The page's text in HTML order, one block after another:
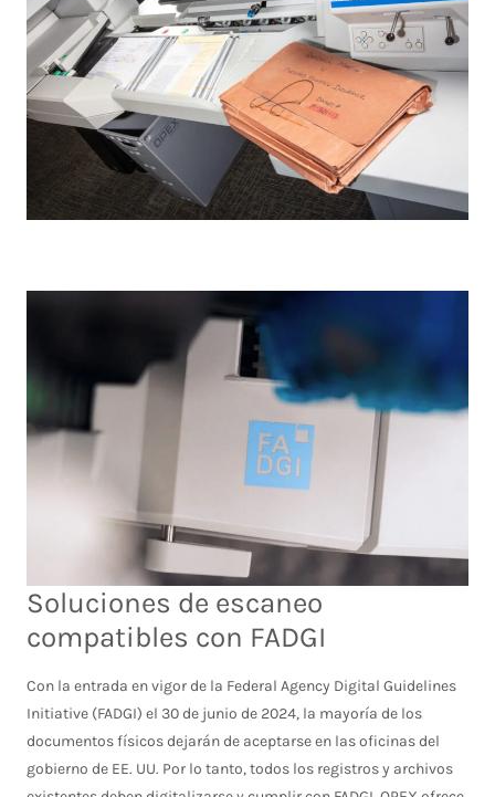
Soluciones de escaneo
compatibles con FADGI
Con la entrada en vigor de la Federal Agency Digital Guidelines
Initiative (FADGI) el 30 de junio de 2024, la mayoría de los
documentos físicos dejarán de aceptarse en las oficinas del
gobierno de EE. UU. Por lo tanto, todos los registros y archivos